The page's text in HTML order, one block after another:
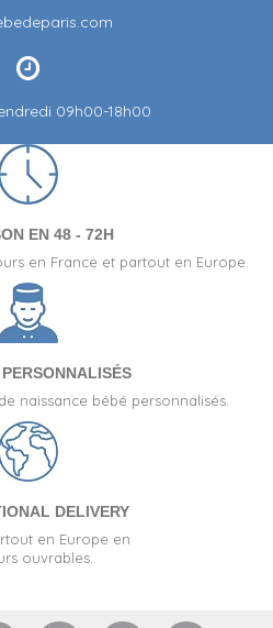
09h00-18h00
EN 48 - 72H
en France et partout en Europe.
naissance bébé personnalisés.
DELIVERY
en Europe en
ouvrables..